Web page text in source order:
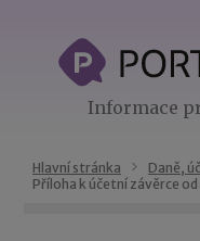
Informace
Hlavní stránka Daně,
Příloha k účetní závěrce